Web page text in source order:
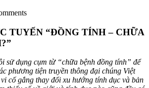
TUYẾN “ĐỒNG TÍNH – CHỮA
sử dụng cụm từ “chữa bệnh đồng tính” để
phương tiện truyền thông đại chúng Việt
cố gắng thay đổi xu hướng tính dục và bản